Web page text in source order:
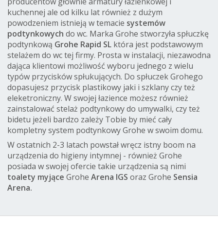
kuchennej ale od kilku lat również z dużym
powodzeniem istnieją w temacie systemów
podtynkowych do wc. Marka Grohe stworzyła spłuczkę
podtynkową Grohe Rapid SL która jest podstawowym
stelażem do wc tej firmy. Prosta w instalacji, niezawodna
dająca klientowi możliwość wyboru jednego z wielu
typów przycisków spłukujących. Do spłuczek Grohego
dopasujesz przycisk plastikowy jaki i szklany czy też
eleketroniczny. W swojej łazience możesz również
zainstalować stelaż podtynkowy do umywalki, czy też
bidetu jeżeli bardzo zależy Tobie by mieć cały
kompletny system podtynkowy Grohe w swoim domu.
W ostatnich 2-3 latach powstał wręcz istny boom na
urządzenia do higieny intymnej - również Grohe
posiada w swojej ofercie takie urządzenia są nimi
toalety myjące Grohe Arena IGS oraz Grohe Sensia
Arena.